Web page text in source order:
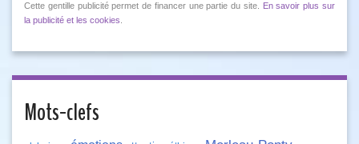
Cette gentille publicité permet de financer une partie du site.
En savoir plus sur
la publicité et les cookies
Mots-clefs